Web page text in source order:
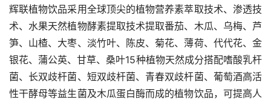
辉联植物饮品采用全球顶尖的植物营养素萃取技术、渗透技
术、水果天然植物酵素提取技术提取番茄、木瓜、乌梅、芦
笋、山楂、大枣、淡竹叶、陈皮、菊花、薄荷、代代花、金
银花、蒲公英、甘草、桑叶15种植物天然成分搭配嗜酸乳杆
菌、长双歧杆菌、短双歧杆菌、青春双歧杆菌、葡萄酒高活
性干酵母等益生菌及木瓜蛋白酶而成的植物饮品，可提高人